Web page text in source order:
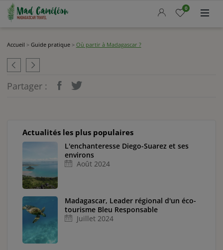
Accueil
Madcameleon
Actualités
LANGUE
OFFRE DU MOMENT
0
Accueil > Guide pratique> Où partir à Madagascar ?
Partager :
Actualités les plus populaires
L'enchanteresse Diego-Suarez et ses
environs
Août 2024
Madagascar, Leader régional d'un éco-
tourisme Bleu Responsable
Juillet 2024